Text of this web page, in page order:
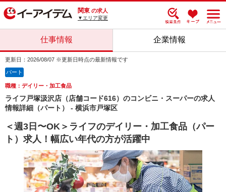
関東 の求人
▼エリア変更
仕事情報 企業情報
更新日：2026/08/07 ※更新日時点の最新情報です
パート
職種：デイリー・加工食品
ライフ戸塚汲沢店（店舗コード616）のコンビニ・スーパーの求人
情報詳細（パート） - 横浜市戸塚区
＜週3日〜OK＞ライフのデイリー・加工食品（パー
ト）求人！幅広い年代の方が活躍中